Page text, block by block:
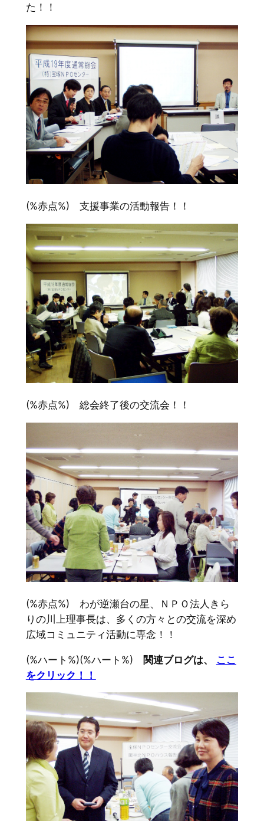
た！！
(%赤点%) 支援事業の活動報告！！
(%赤点%) 総会終了後の交流会！！
(%赤点%) わが逆瀬台の星、ＮＰＯ法人きら
りの川上理事長は、多くの方々との交流を深め
広域コミュニティ活動に専念！！
(%ハート%)(%ハート%) 関連ブログは、
ここ
をクリック！！